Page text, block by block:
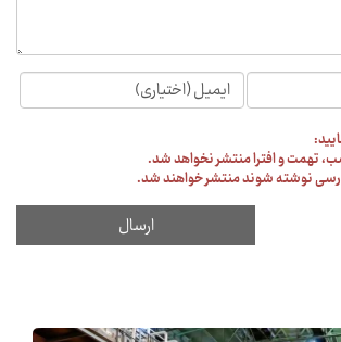
تهمت و افترا منتشر نخواهد شد.
نوشته شوند منتشر خواهند شد.